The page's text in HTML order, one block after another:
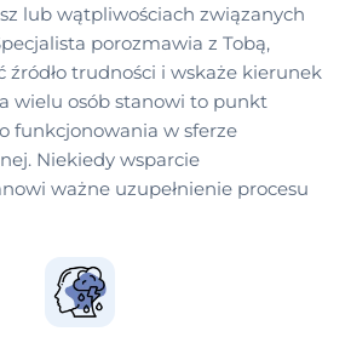
lub wątpliwościach związanych
porozmawia z Tobą,
źródło trudności i wskaże kierunek
wielu osób stanowi to punkt
funkcjonowania w sferze
Niekiedy wsparcie
ważne uzupełnienie procesu